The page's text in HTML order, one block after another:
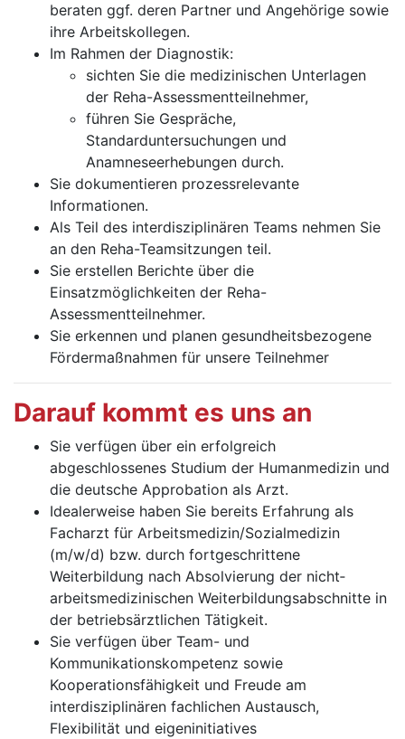
beraten ggf. deren Part­ner und Angehörige sowie
ihre Arbeitskollegen.
Im Rahmen der Diagnostik:
sichten Sie die medizinischen Unterlagen
der Reha-Assessmentteilnehmer,
führen Sie Gespräche,
Standarduntersuchungen und
Anamneseerhebungen durch.
Sie dokumentieren prozessrelevante
Informationen.
Als Teil des interdisziplinären Teams nehmen Sie
an den Reha-Teamsitzungen teil.
Sie erstellen Berichte über die
Einsatzmöglichkeiten der Reha-
Assessmentteilnehmer.
Sie erkennen und planen gesundheitsbezogene
Förder­maßnahmen für unsere Teilnehmer
Darauf kommt es uns an
Sie verfügen über ein erfolgreich
abgeschlossenes Studium der Humanmedizin und
die deutsche Approbation als Arzt.
Idealerweise haben Sie bereits Erfahrung als
Facharzt für Arbeitsmedizin/Sozialmedizin
(m/w/d) bzw. durch fort­geschrittene
Weiterbildung nach Absolvierung der nicht­
arbeitsmedizinischen Weiterbildungsabschnitte in
der be­triebsärztlichen Tätigkeit.
Sie verfügen über Team- und
Kommunikationskompetenz sowie
Kooperationsfähigkeit und Freude am
interdiszipli­nären fachlichen Austausch,
Flexibilität und eigeninitiatives